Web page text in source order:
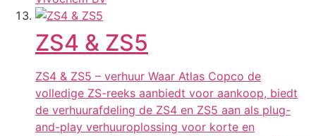
ZS4 & ZS5
ZS4 & ZS5 – verhuur Waar Atlas Copco de
volledige ZS-reeks aanbiedt voor aankoop, biedt
de verhuurafdeling de ZS4 en ZS5 aan als plug-
and-play verhuuroplossing voor korte en